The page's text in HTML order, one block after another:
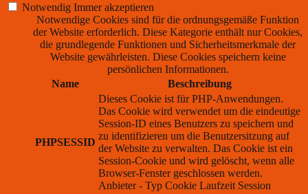
Notwendig Immer akzeptieren
Notwendige Cookies sind für die ordnungsgemäße Funktion
der Website erforderlich. Diese Kategorie enthält nur Cookies,
die grundlegende Funktionen und Sicherheitsmerkmale der
Website gewährleisten. Diese Cookies speichern keine
persönlichen Informationen.
Name
Beschreibung
PHPSESSID
Dieses Cookie ist für PHP-Anwendungen.
Das Cookie wird verwendet um die eindeutige
Session-ID eines Benutzers zu speichern und
zu identifizieren um die Benutzersitzung auf
der Website zu verwalten. Das Cookie ist ein
Session-Cookie und wird gelöscht, wenn alle
Browser-Fenster geschlossen werden.
Anbieter - Typ Cookie Laufzeit Session